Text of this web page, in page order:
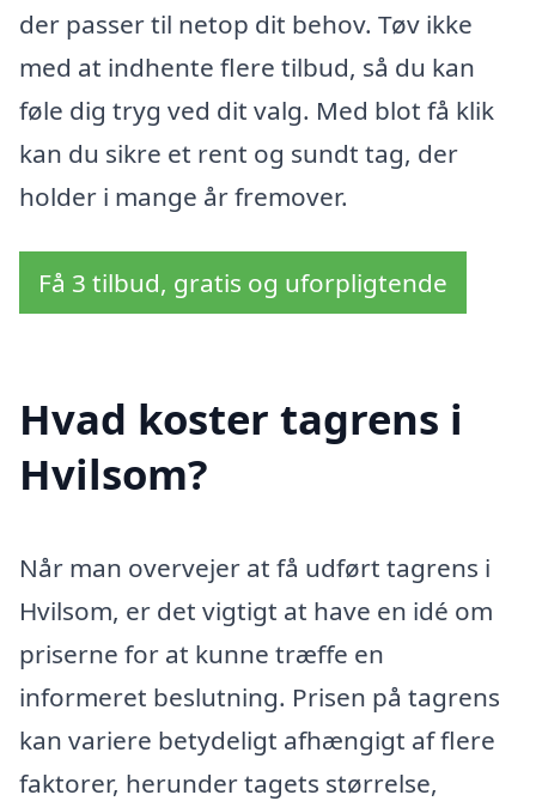
der passer til netop dit behov. Tøv ikke
med at indhente flere tilbud, så du kan
føle dig tryg ved dit valg. Med blot få klik
kan du sikre et rent og sundt tag, der
holder i mange år fremover.
Få 3 tilbud, gratis og uforpligtende
Hvad koster tagrens i
Hvilsom?
Når man overvejer at få udført tagrens i
Hvilsom, er det vigtigt at have en idé om
priserne for at kunne træffe en
informeret beslutning. Prisen på tagrens
kan variere betydeligt afhængigt af flere
faktorer, herunder tagets størrelse,